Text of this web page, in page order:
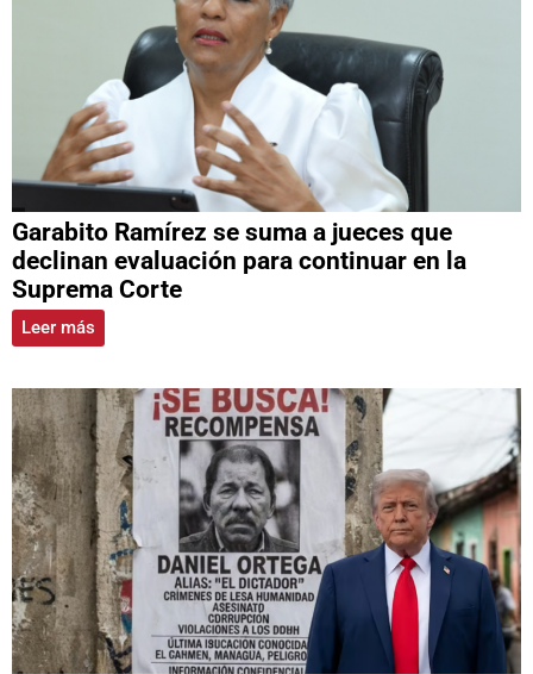
Garabito Ramírez se suma a jueces que
declinan evaluación para continuar en la
Suprema Corte
Leer más